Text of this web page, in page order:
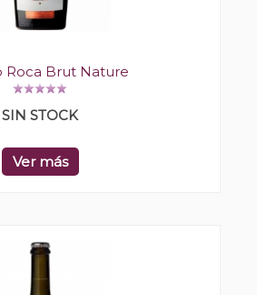
Roca Brut Nature
SIN STOCK
Ver más